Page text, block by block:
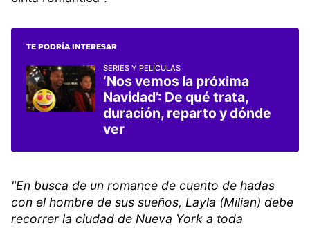
TE PODRÍA INTERESAR
SERIES Y PELÍCULAS
‘Nos vemos la próxima
Navidad’: De qué trata,
duración, reparto y dónde
ver
"En busca de un romance de cuento de hadas
con el hombre de sus sueños, Layla (Milian) debe
recorrer la ciudad de Nueva York a toda